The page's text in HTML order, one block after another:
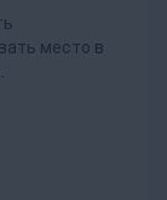
место в